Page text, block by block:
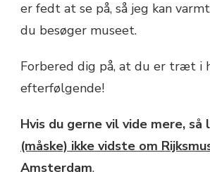
er fedt at se på, så jeg kan
du besøger museet.
Forbered dig på, at du er træt i
efterfølgende!
Hvis du gerne vil vide mere, så
(måske) ikke vidste om
Amsterdam.